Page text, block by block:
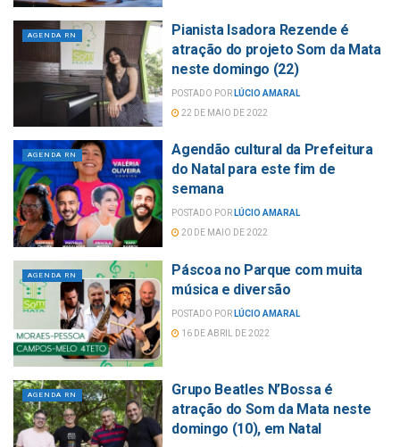
AGENDA RN
Pianista Isadora Rezende é
atração do projeto Som da Mata
neste domingo (22)
POSTADO POR LÚCIO AMARAL
22 DE MAIO DE 2022
AGENDA RN
Agendão cultural da Prefeitura
do Natal para este fim de
semana
POSTADO POR LÚCIO AMARAL
20 DE MAIO DE 2022
AGENDA RN
Páscoa no Parque com muita
música e diversão
POSTADO POR LÚCIO AMARAL
16 DE ABRIL DE 2022
AGENDA RN
Grupo Beatles N’Bossa é
atração do Som da Mata neste
domingo (10), em Natal